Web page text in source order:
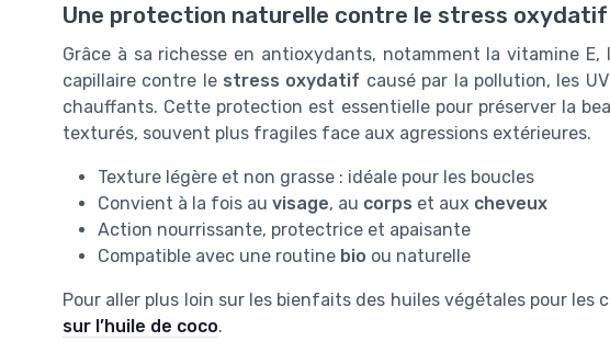
Une protection naturelle contre le stress oxydatif
Grâce à sa richesse en antioxydants, notamment la vitamine E,
capillaire contre le stress oxydatif causé par la pollution, les
chauffants. Cette protection est essentielle pour préserver la
texturés, souvent plus fragiles face aux agressions extérieures.
Texture légère et non grasse : idéale pour les boucles
Convient à la fois au visage, au corps et aux cheveux
Action nourrissante, protectrice et apaisante
Compatible avec une routine bio ou naturelle
Pour aller plus loin sur les bienfaits des huiles végétales pour les
sur l’huile de coco.